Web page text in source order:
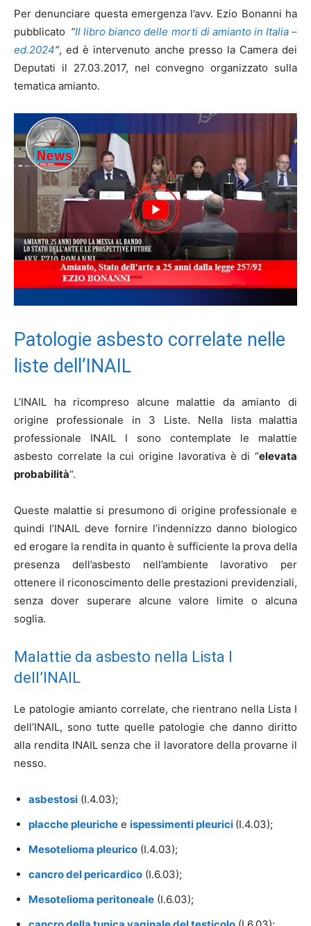
Per denunciare questa emergenza l’avv. Ezio Bonanni ha
pubblicato “Il libro bianco delle morti di amianto in Italia –
ed.2024“, ed è intervenuto anche presso la Camera dei
Deputati il 27.03.2017, nel convegno organizzato sulla
tematica amianto.
Patologie asbesto correlate nelle
liste dell’INAIL
L’INAIL ha ricompreso alcune malattie da amianto di
origine professionale in 3 Liste. Nella lista malattia
professionale INAIL I sono contemplate le malattie
asbesto correlate la cui origine lavorativa è di “elevata
probabilità“.
Queste malattie si presumono di origine professionale e
quindi l’INAIL deve fornire l’indennizzo danno biologico
ed erogare la rendita in quanto è sufficiente la prova della
presenza dell’asbesto nell’ambiente lavorativo per
ottenere il riconoscimento delle prestazioni previdenziali,
senza dover superare alcune valore limite o alcuna
soglia.
Malattie da asbesto nella Lista I
dell’INAIL
Le patologie amianto correlate, che rientrano nella Lista I
dell’INAIL, sono tutte quelle patologie che danno diritto
alla rendita INAIL senza che il lavoratore della provarne il
nesso.
asbestosi (I.4.03);
placche pleuriche e ispessimenti pleurici (I.4.03);
Mesotelioma pleurico (I.4.03);
cancro del pericardico (I.6.03);
Mesotelioma peritoneale (I.6.03);